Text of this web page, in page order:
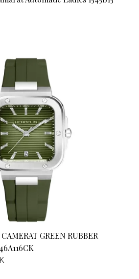
GREEN RUBBER